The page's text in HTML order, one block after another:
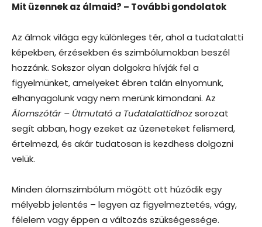
Mit üzennek az álmaid? – További gondolatok
Az álmok világa egy különleges tér, ahol a tudatalatti
képekben, érzésekben és szimbólumokban beszél
hozzánk. Sokszor olyan dolgokra hívják fel a
figyelmünket, amelyeket ébren talán elnyomunk,
elhanyagolunk vagy nem merünk kimondani. Az
Álomszótár – Útmutató a Tudatalattidhozsorozat
segít abban, hogy ezeket az üzeneteket felismerd,
értelmezd, és akár tudatosan is kezdhess dolgozni
velük.
Minden álomszimbólum mögött ott húzódik egy
mélyebb jelentés – legyen az figyelmeztetés, vágy,
félelem vagy éppen a változás szükségessége.